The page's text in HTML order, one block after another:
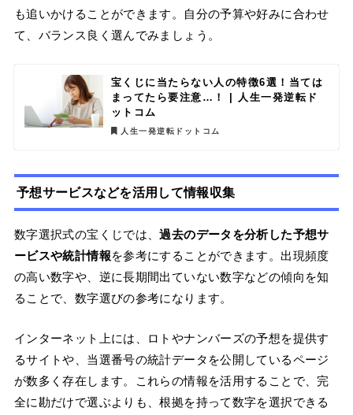
も追いかけることができます。自分の予算や好みに合わせ
て、バランス良く選んでみましょう。
宝くじに当たらない人の特徴6選！当ては
まってたら要注意…！ | 人生一発逆転ド
ットコム
人生一発逆転ドットコム
予想サービスなどを活用して情報収集
数字選択式の宝くじでは、過去のデータを分析した予想サ
ービスや統計情報を参考にすることができます。出現頻度
の高い数字や、逆に長期間出ていない数字などの傾向を知
ることで、数字選びの参考になります。
インターネット上には、ロトやナンバーズの予想を提供す
るサイトや、当選番号の統計データを公開しているページ
が数多く存在します。これらの情報を活用することで、完
全に勘だけで選ぶよりも、根拠を持って数字を選択できる